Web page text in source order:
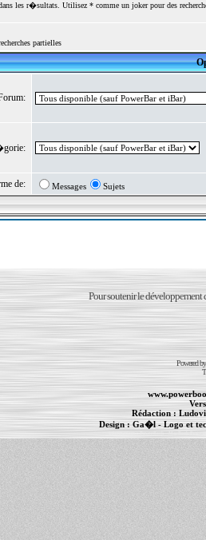
les r�sultats. Utilisez * comme un joker pour des
partielles
de: Messages Sujets
Pour soutenir le développement
Powered
Rédaction :
Design : Ga�l- Logo et